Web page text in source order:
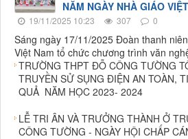
NĂM NGÀY NHÀ GIÁO
19/11/2025 10:23 307 0
Sáng ngày 17/11/2025 Đoàn thanh
Việt Nam tổ chức chương trình văn
TRƯỜNG THPT ĐỖ CÔNG TƯỜNG
TRUYỀN SỬ SỤNG ĐIỆN AN TOÀN,
QUẢ NĂM HỌC 2023- 2024
LỄ TRI ÂN VÀ TRƯỞNG THÀNH Ở
CÔNG TƯỜNG - NGÀY HỘI CHẤP